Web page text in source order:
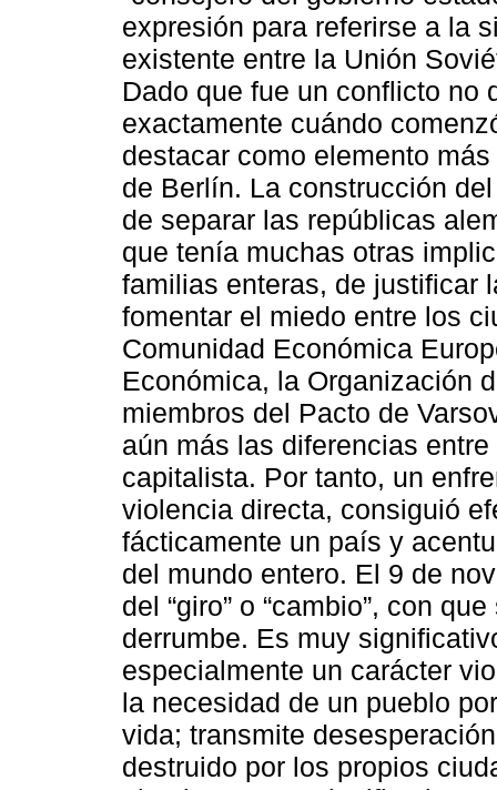
expresión para referirse a la
existente entre la Unión
Dado que fue un conflicto no
exactamente cuándo
destacar como elemento
de Berlín. La construcción
de separar las repúblicas
que tenía muchas otras
familias enteras, de justificar
fomentar el miedo entre los
Comunidad Económica
Económica, la Organización
miembros del Pacto de
aún más las diferencias
capitalista. Por tanto, un
violencia directa, consiguió
fácticamente un país y
del mundo entero. El 9 de
del “giro” o “cambio”, con
derrumbe. Es muy
especialmente un carácter
la necesidad de un pueblo
vida; transmite
destruido por los propios